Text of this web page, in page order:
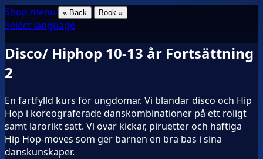
Shop menu « Back Book »
Select language
Disco/ Hiphop 10-13 år Fortsättning
2
En fartfylld kurs för ungdomar. Vi blandar disco och Hip
Hop i koreograferade danskombinationer på ett roligt
samt lärorikt sätt. Vi övar kickar, piruetter och häftiga
Hip Hop-moves som ger barnen en bra bas i sina
danskunskaper.